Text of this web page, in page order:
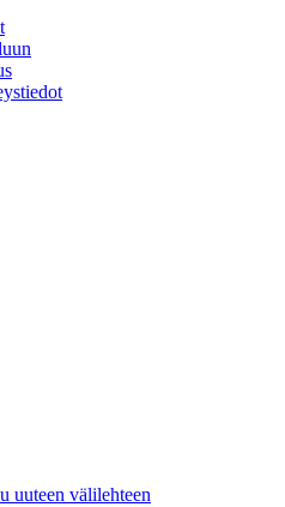
uuteen välilehteen